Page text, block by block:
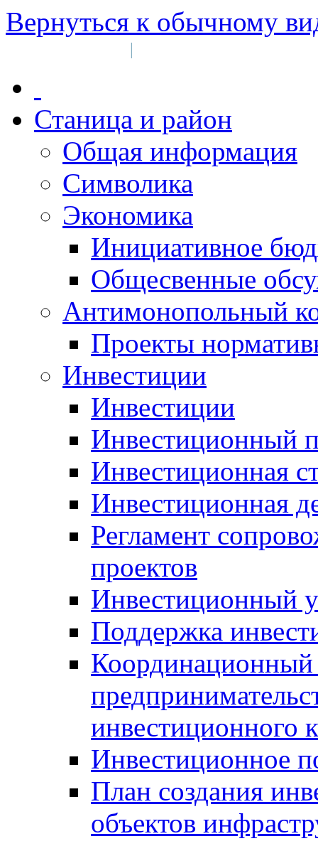
Вернуться к обычному
|
Станица и район
Общая информация
Символика
Экономика
Инициативное
Общесвенные
Антимонопольный
Проекты
Инвестиции
Инвестиции
Инвестиционный
Инвестиционная
Инвестиционная
Регламент
проектов
Инвестиционный
Поддержка
Координационный
инвестиционного
Инвестиционное
План создания
объектов